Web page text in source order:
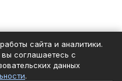
сайта и аналитики.
соглашаетесь с
данных
.